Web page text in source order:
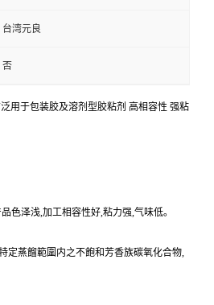
台湾元良
否
用于包装胶及溶剂型胶粘剂 高相容性 强粘
色泽浅,加工相容性好,粘力强,气味低。
定蒸餾範圍内之不飽和芳香族碳氧化合物,